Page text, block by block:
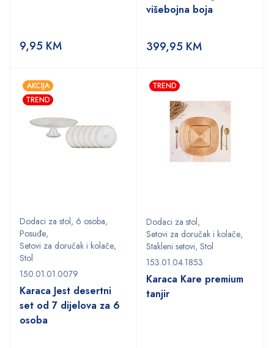
9,95 KM
višebojna boja
399,95 KM
AKCIJA
TREND
Dodaci za stol, 6 osoba,
Posuđe,
Setovi za doručak i kolače,
Stol
150.01.01.0079
Karaca Jest desertni
set od 7 dijelova za 6
osoba
TREND
Dodaci za stol,
Setovi za doručak i kolače,
Stakleni setovi, Stol
153.01.04.1853
Karaca Kare premium
tanjir